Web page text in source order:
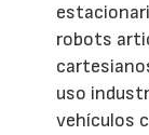
robots
uso
vehículos